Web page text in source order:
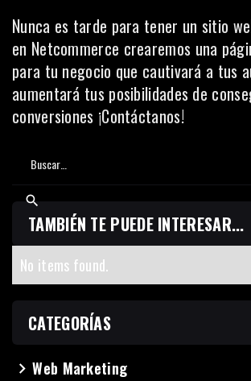
Nunca es tarde para tener un sitio
en Netcommerce crearemos una
para tu negocio que cautivará a tus
aumentará tus posibilidades de
conversiones ¡Contáctanos!
TAMBIÉN TE PUEDE INTERESAR...
No items found.
CATEGORÍAS
navigate_nextWeb Marketing